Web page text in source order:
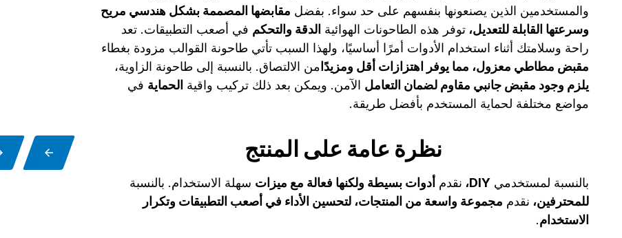
والمستخدمين الذين يصنعونها بنفسهم على حد سواء. بفضل مقابضها المصممة بشكل هندسي مريح
وسرعتها القابلة للتعديل،توفر هذه الطاحونات الهوائية الدقة والتحكم في أصعب التطبيقات. تعد
راحة وسلامتك أثناء استخدام الأدوات أمرًا أساسيًا، ولهذا السبب تأتي طاحونة القوالب مزودة بغطاء
مقبض مطاطي معزول، مما يوفر اهتزازات أقل ومزيدًامن الالتصاق. بالنسبة إلى طاحونة الزاوية،
يلزم وجود مقبض جانبي مقاوم لضمان التعامل الآمن. ويمكن بعد ذلك تركيب واقية الحماية في
مواضع مختلفة لحماية المستخدم بأفضل طريقة.
نظرة عامة على المنتج
بالنسبة لمستخدميDIY، نقدمأدوات بسيطة ولكنها فعالة مع ميزات سهلة الاستخدام. بالنسبة
للمحترفين، نقدم مجموعة واسعة من المنتجات، لتحسين الأداء في أصعب التطبيقات وتكرار
الاستخدام.